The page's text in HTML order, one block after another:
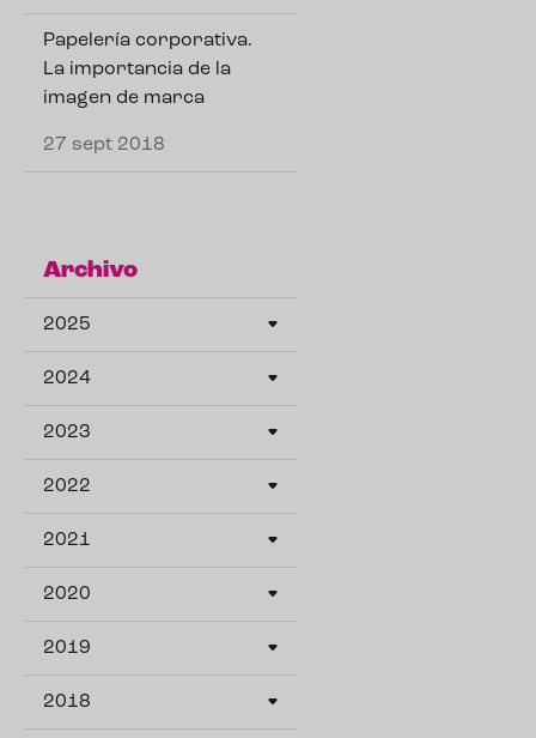
Papelería corporativa.
La importancia de la
imagen de marca
27 sept 2018
Archivo
2025
2024
2023
2022
2021
2020
2019
2018